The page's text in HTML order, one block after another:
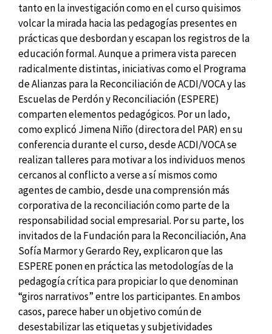
tanto en la investigación como en el curso quisimos
volcar la mirada hacia las pedagogías presentes en
prácticas que desbordan y escapan los registros de la
educación formal. Aunque a primera vista parecen
radicalmente distintas, iniciativas como el Programa
de Alianzas para la Reconciliación de ACDI/VOCA y las
Escuelas de Perdón y Reconciliación (ESPERE)
comparten elementos pedagógicos. Por un lado,
como explicó Jimena Niño (directora del PAR) en su
conferencia durante el curso, desde ACDI/VOCA se
realizan talleres para motivar a los individuos menos
cercanos al conflicto a verse a sí mismos como
agentes de cambio, desde una comprensión más
corporativa de la reconciliación como parte de la
responsabilidad social empresarial. Por su parte, los
invitados de la Fundación para la Reconciliación, Ana
Sofía Marmor y Gerardo Rey, explicaron que las
ESPERE ponen en práctica las metodologías de la
pedagogía crítica para propiciar lo que denominan
“giros narrativos” entre los participantes. En ambos
casos, parece haber un objetivo común de
desestabilizar las etiquetas y subjetividades